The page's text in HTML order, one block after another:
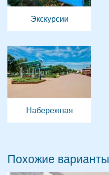
Экскурсии
Набережная
Похожие варианты